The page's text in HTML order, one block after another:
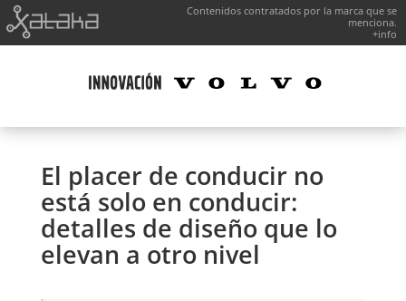
Contenidos contratados por la marca que se
menciona.
+info
El placer de conducir no
está solo en conducir:
detalles de diseño que lo
elevan a otro nivel